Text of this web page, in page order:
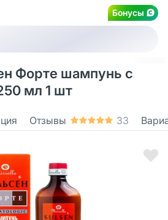
Бонусы
Форте шампунь с
мл 1 шт
Отзывы 33